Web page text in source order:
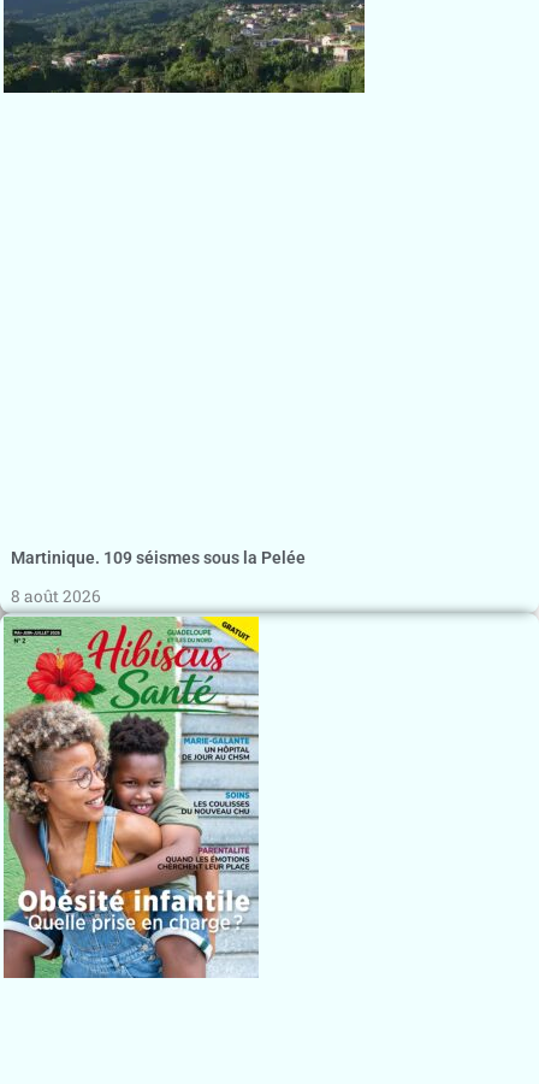
Martinique. 109 séismes sous la Pelée
8 août 2026